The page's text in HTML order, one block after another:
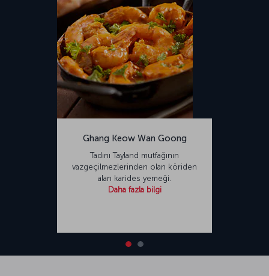
Ghang Keow Wan Goong
Tadını Tayland mutfağının
vazgeçilmezlerinden olan köriden
alan karides yemeği.
Daha fazla bilgi